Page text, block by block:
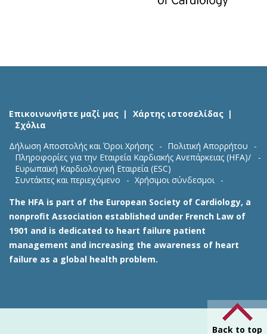
Επικοινωνήστε μαζί μας
Χάρτης ιστοσελίδας
Σχόλια
Δήλωση Αποστολής και Όροι Χρήσης
Πολιτική Απορρήτου
Πληροφορίες για την Εταιρεία Καρδιακής Ανεπάρκειας (HFA)/
Ευρωπαϊκή Καρδιολογική Εταιρεία (ESC)
Συντάκτες και περιεχόμενο
Χρήσιμοι σύνδεσμοι
The HFA is part of the European Society of Cardiology, a
nonprofit Association established under French Law of
1901 and is dedicated to heart failure patient
management and increasing the awareness of heart
failure as a global health problem.
Back to top